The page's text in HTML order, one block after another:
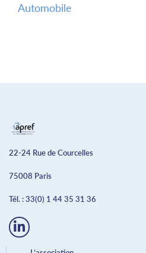
Automobile
22-24 Rue de Courcelles
75008 Paris
Tél. :33(0) 1 44 35 31 36